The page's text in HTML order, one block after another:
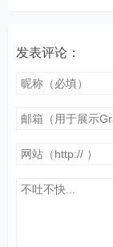
发表评论：